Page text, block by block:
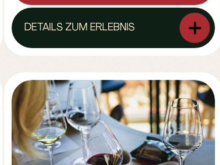
DETAILS ZUM ERLEBNIS